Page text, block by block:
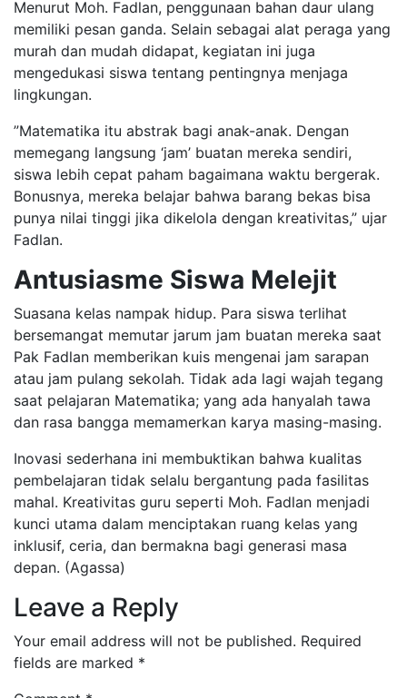
​Menurut Moh. Fadlan, penggunaan bahan daur ulang
memiliki pesan ganda. Selain sebagai alat peraga yang
murah dan mudah didapat, kegiatan ini juga
mengedukasi siswa tentang pentingnya menjaga
lingkungan.
​”Matematika itu abstrak bagi anak-anak. Dengan
memegang langsung ‘jam’ buatan mereka sendiri,
siswa lebih cepat paham bagaimana waktu bergerak.
Bonusnya, mereka belajar bahwa barang bekas bisa
punya nilai tinggi jika dikelola dengan kreativitas,” ujar
Fadlan.
Antusiasme Siswa Melejit
​Suasana kelas nampak hidup. Para siswa terlihat
bersemangat memutar jarum jam buatan mereka saat
Pak Fadlan memberikan kuis mengenai jam sarapan
atau jam pulang sekolah. Tidak ada lagi wajah tegang
saat pelajaran Matematika; yang ada hanyalah tawa
dan rasa bangga memamerkan karya masing-masing.
​Inovasi sederhana ini membuktikan bahwa kualitas
pembelajaran tidak selalu bergantung pada fasilitas
mahal. Kreativitas guru seperti Moh. Fadlan menjadi
kunci utama dalam menciptakan ruang kelas yang
inklusif, ceria, dan bermakna bagi generasi masa
depan. (Agassa)
Leave a Reply
Your email address will not be published. Required
fields are marked *